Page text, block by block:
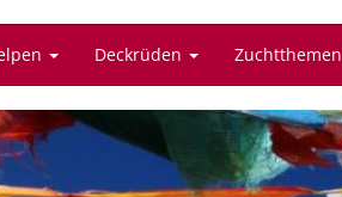
Deckrüden Zuchtthemen